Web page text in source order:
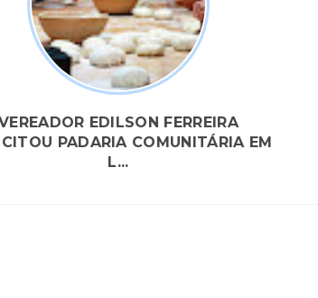
EDILSON FERREIRA
PADARIA COMUNITÁRIA EM
L...